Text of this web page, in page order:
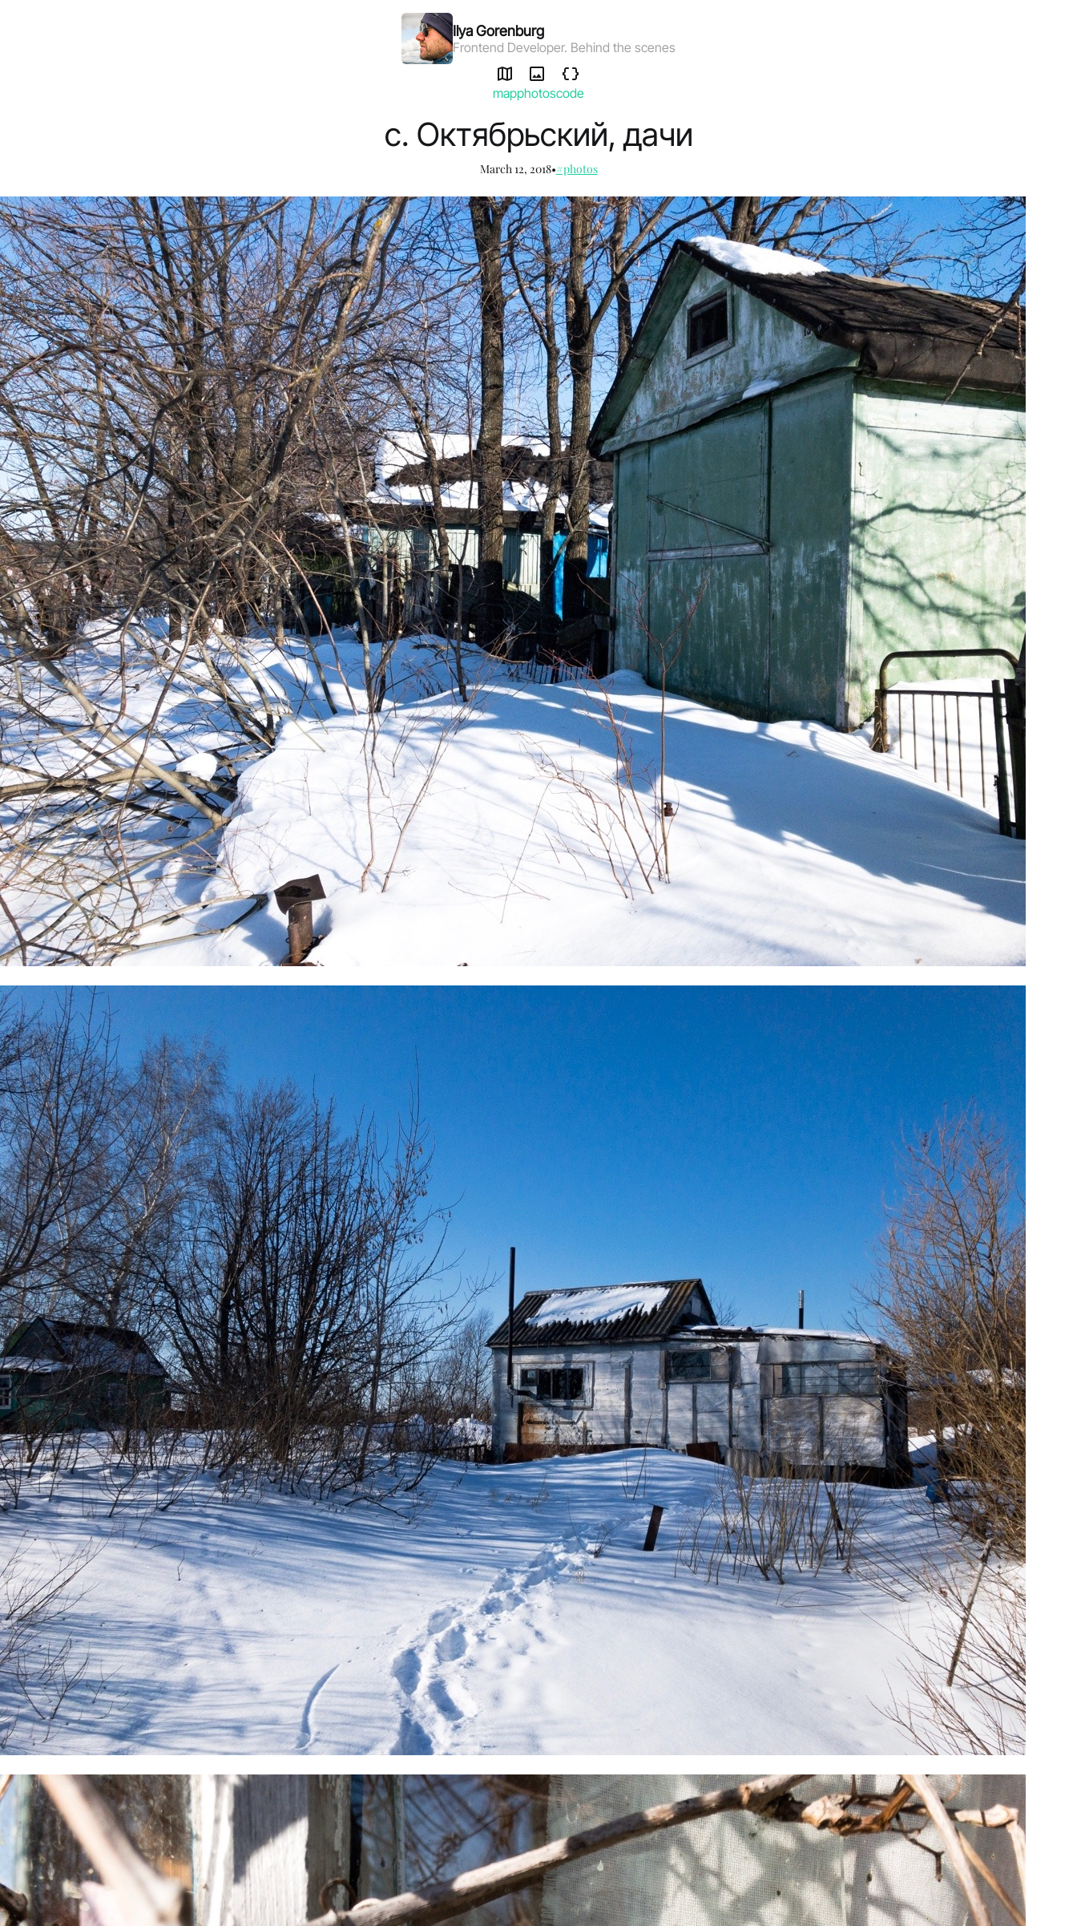
Ilya Gorenburg
Frontend Developer. Behind the scenes
mapphotoscode
с. Октябрьский, дачи
March 12, 2018•#photos